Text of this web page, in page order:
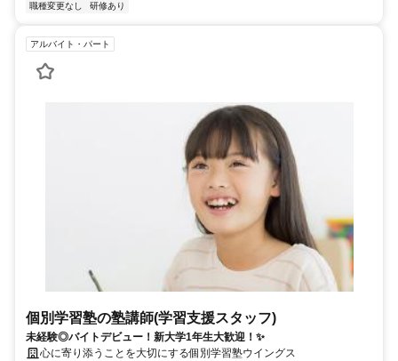
職種変更なし
研修あり
アルバイト・パート
個別学習塾の塾講師(学習支援スタッフ)
未経験◎バイトデビュー！新大学1年生大歓迎！✨
心に寄り添うことを大切にする個別学習塾ウイングス